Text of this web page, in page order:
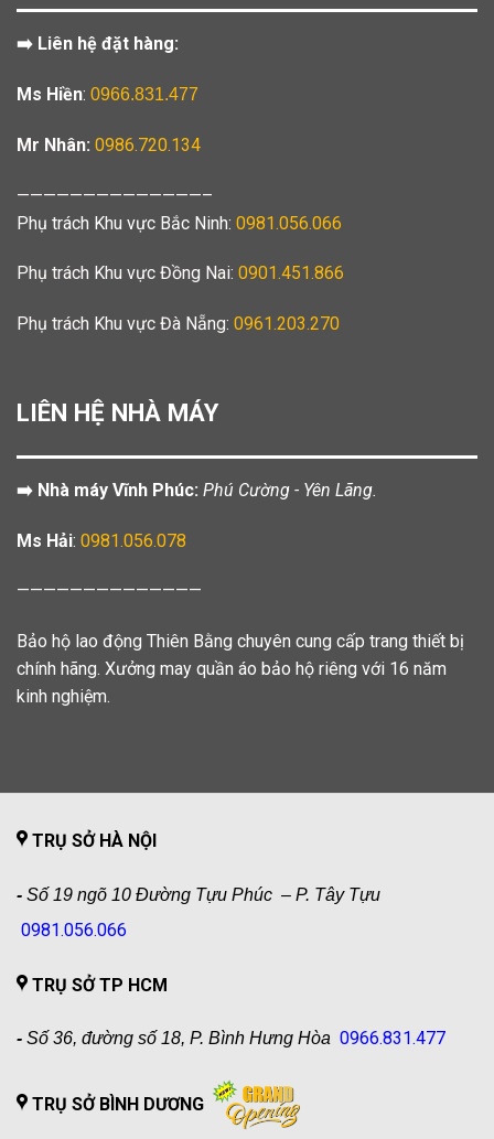
➡️ Liên hệ đặt hàng:
Ms Hiền: 0966.831.477
Mr Nhân: 0986.720.134
——————————————–
Phụ trách Khu vực Bắc Ninh: 0981.056.066
Phụ trách Khu vực Đồng Nai: 0901.451.866
Phụ trách Khu vực Đà Nẵng: 0961.203.270
LIÊN HỆ NHÀ MÁY
➡️ Nhà máy Vĩnh Phúc: Phú Cường - Yên Lãng.
Ms Hải: 0981.056.078
——————————————
Bảo hộ lao động Thiên Bằng chuyên cung cấp trang thiết bị
chính hãng. Xưởng may quần áo bảo hộ riêng với 16 năm
kinh nghiệm.
TRỤ SỞ HÀ NỘI
- Số 19 ngõ 10 Đường Tựu Phúc – P. Tây Tựu
0981.056.066
TRỤ SỞ TP HCM
- Số 36, đường số 18, P. Bình Hưng Hòa 0966.831.477
TRỤ SỞ BÌNH DƯƠNG